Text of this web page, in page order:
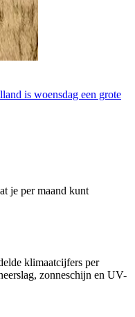
is woensdag een grote
je per maand kunt
klimaatcijfers per
zonneschijn en UV-